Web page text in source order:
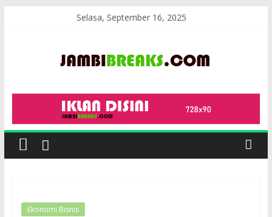
Selasa, September 16, 2025
JambiBreaks
Ekonomi Bisnis